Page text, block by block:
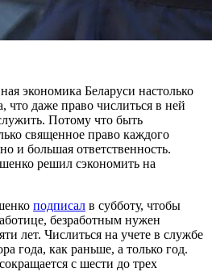
экономика Беларуси настолько
что даже право числиться в ней
Потому что быть
священное право каждого
и большая ответственность.
решил сэкономить на
подписал в субботу, чтобы
безработным нужен
лет. Числиться на учете в службе
года, как раньше, а только год.
с шести до трех